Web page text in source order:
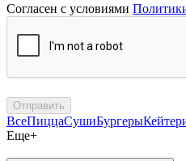
Согласен с условиями
Отправить
ВсеПиццаСушиБургеры
Еще+